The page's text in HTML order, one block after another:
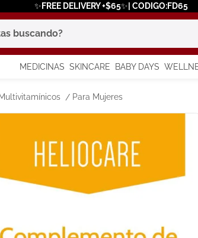
✨FREE DELIVERY +$65✨| CODIGO:FD65
MEDICINAS SKINCARE BABY DAYS
Multivitamínicos Para Mujeres
más buscados